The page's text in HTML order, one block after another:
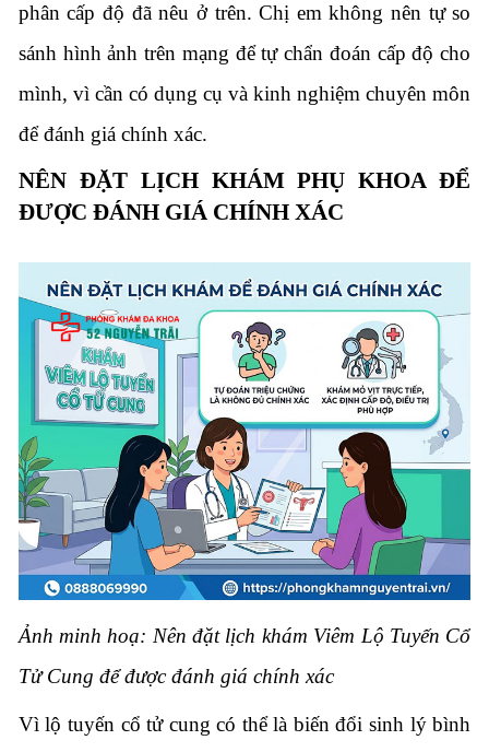
phân cấp độ đã nêu ở trên. Chị em không nên tự so
sánh hình ảnh trên mạng để tự chẩn đoán cấp độ cho
mình, vì cần có dụng cụ và kinh nghiệm chuyên môn
để đánh giá chính xác.
NÊN ĐẶT LỊCH KHÁM PHỤ KHOA ĐỂ
ĐƯỢC ĐÁNH GIÁ CHÍNH XÁC
Ảnh minh hoạ: Nên đặt lịch khám Viêm Lộ Tuyến Cổ
Tử Cung để được đánh giá chính xác
Vì lộ tuyến cổ tử cung có thể là biến đổi sinh lý bình